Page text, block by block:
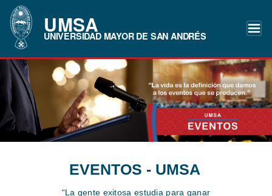
UMSA
UNIVERSIDAD MAYOR DE SAN ANDRÉS
EVENTOS - UMSA
“La gente exitosa estudia para ganar